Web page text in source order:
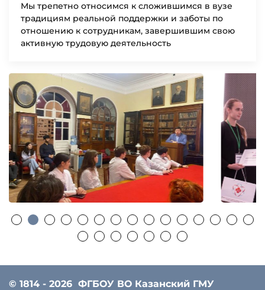
Мы трепетно относимся к сложившимся в вузе
традициям реальной поддержки и заботы по
отношению к сотрудникам, завершившим свою
активную трудовую деятельность
© 1814 - 2026 ФГБОУ ВО Казанский ГМУ